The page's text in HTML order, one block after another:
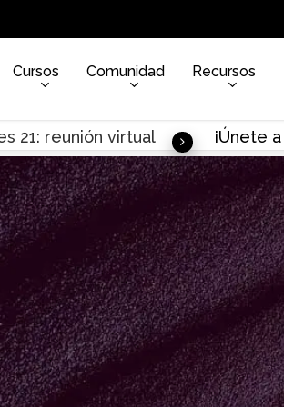
Cursos Comunidad Recursos
21: reunión virtual ¡Únete